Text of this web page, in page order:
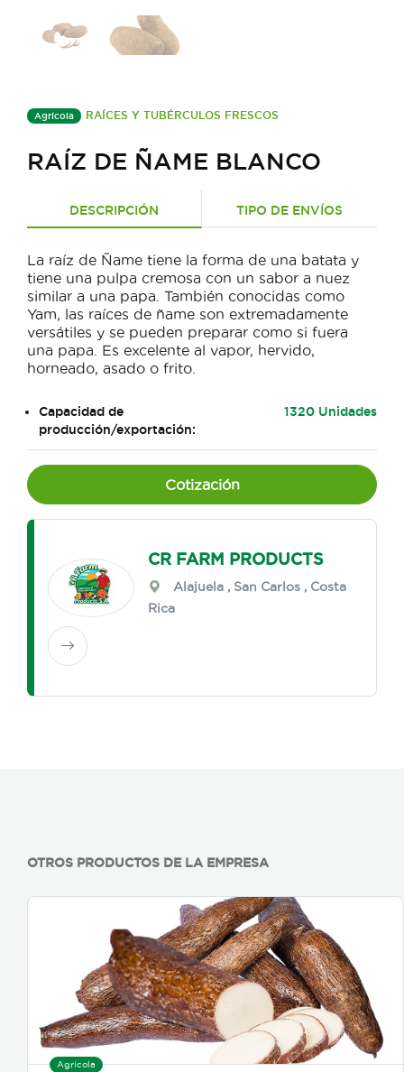
Agrícola RAÍCES Y TUBÉRCULOS FRESCOS
RAÍZ DE ÑAME BLANCO
DESCRIPCIÓN TIPO DE ENVÍOS
La raíz de Ñame tiene la forma de una batata y
tiene una pulpa cremosa con un sabor a nuez
similar a una papa. También conocidas como
Yam, las raíces de ñame son extremadamente
versátiles y se pueden preparar como si fuera
una papa. Es excelente al vapor, hervido,
horneado, asado o frito.
Capacidad de
producción/exportación:
1320 Unidades
Cotización
CR FARM PRODUCTS
Alajuela , San Carlos , Costa
Rica
OTROS PRODUCTOS DE LA EMPRESA
Agrícola